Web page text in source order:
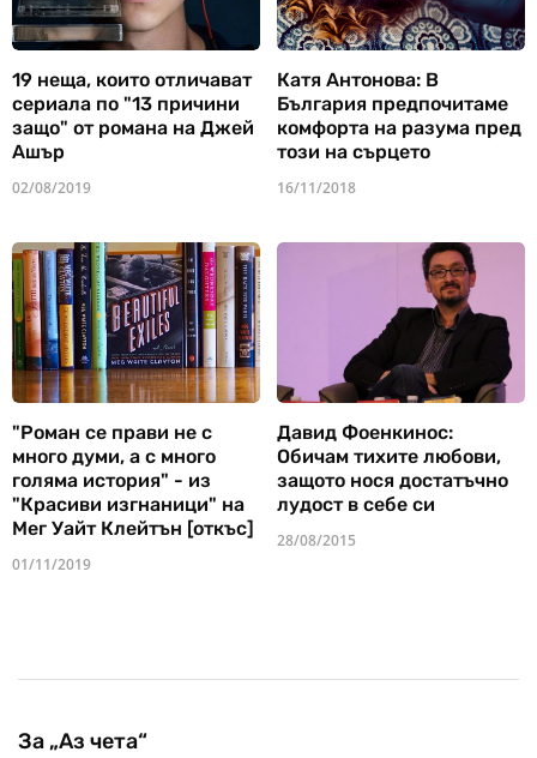
19 неща, които отличават
сериала по "13 причини
защо" от романа на Джей
Ашър
02/08/2019
Катя Антонова: В
България предпочитаме
комфорта на разума пред
този на сърцето
16/11/2018
"Роман се прави не с
много думи, а с много
голяма история" - из
"Красиви изгнаници" на
Мег Уайт Клейтън [откъс]
01/11/2019
Давид Фоенкинос:
Обичам тихите любови,
защото нося достатъчно
лудост в себе си
28/08/2015
За „Аз чета“